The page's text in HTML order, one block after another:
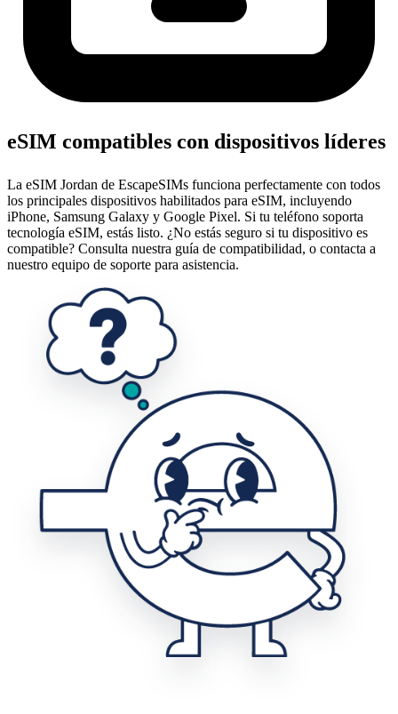
eSIM compatibles con dispositivos líderes
La eSIM Jordan de EscapeSIMs funciona perfectamente con todos
los principales dispositivos habilitados para eSIM, incluyendo
iPhone, Samsung Galaxy y Google Pixel. Si tu teléfono soporta
tecnología eSIM, estás listo. ¿No estás seguro si tu dispositivo es
compatible? Consulta nuestra guía de compatibilidad, o contacta a
nuestro equipo de soporte para asistencia.